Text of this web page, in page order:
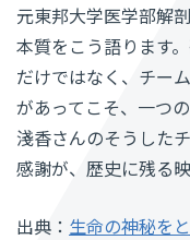
元東邦大学医学部解
本質をこう語ります
だけではなく、チー
があってこそ、一つ
淺香さんのそうした
感謝が、歴史に残る
出典： 生命の神秘を